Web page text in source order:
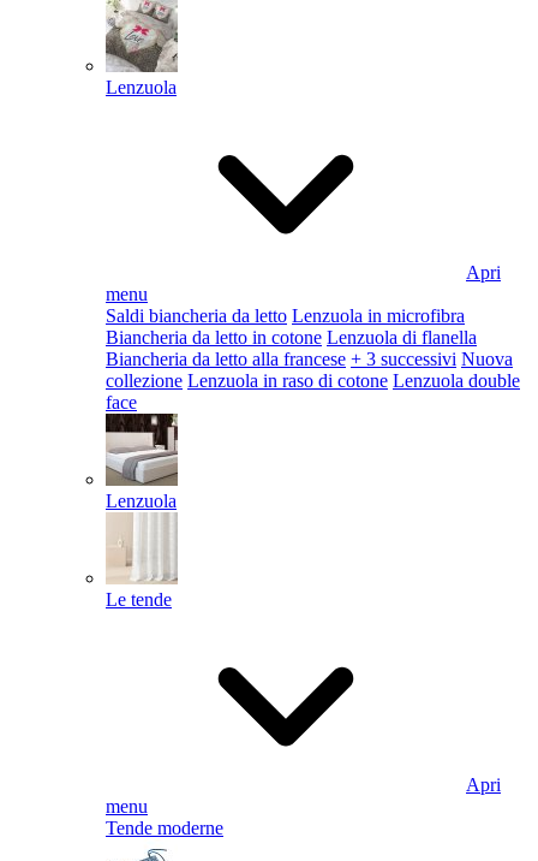
Lenzuola
Apri
menu
Saldi biancheria da letto Lenzuola in microfibra
Biancheria da letto in cotone Lenzuola di flanella
Biancheria da letto alla francese + 3 successivi Nuova
collezione Lenzuola in raso di cotone Lenzuola double
face
Lenzuola
Le tende
Apri
menu
Tende moderne